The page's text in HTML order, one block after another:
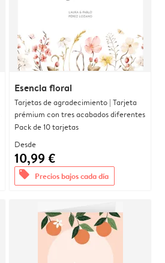
Esencia floral
Tarjetas de agradecimiento | Tarjeta
prémium con tres acabados diferentes
Pack de 10 tarjetas
Desde
10,99 €
offers Precios bajos cada día